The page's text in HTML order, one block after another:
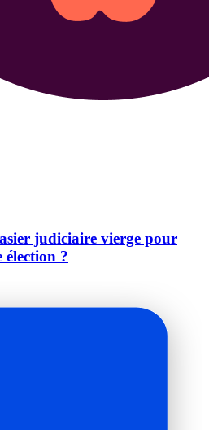
judiciaire vierge pour
élection ?